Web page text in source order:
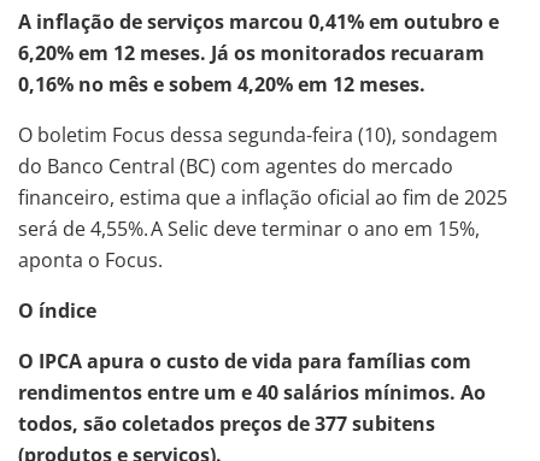
A inflação de serviços marcou 0,41% em outubro e
6,20% em 12 meses. Já os monitorados recuaram
0,16% no mês e sobem 4,20% em 12 meses.
O boletim Focus dessa segunda-feira (10), sondagem
do Banco Central (BC) com agentes do mercado
financeiro, estima que a inflação oficial ao fim de 2025
será de 4,55%. A Selic deve terminar o ano em 15%,
aponta o Focus.
O índice
O IPCA apura o custo de vida para famílias com
rendimentos entre um e 40 salários mínimos. Ao
todos, são coletados preços de 377 subitens
(produtos e serviços).